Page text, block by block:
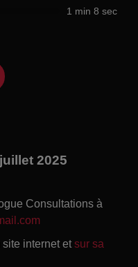
1 min 8 sec
2025
Consultations à
internet et sur sa